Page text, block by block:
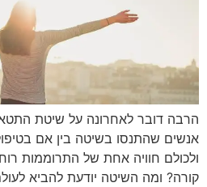
הרבה דובר לאחרונה על שיטת התטא
אנשים שהתנסו בשיטה בין אם
ולכולם חוויה אחת של התרוממות
קורה? ומה השיטה יודעת להביא